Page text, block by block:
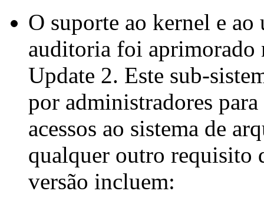
O suporte ao kernel e ao
auditoria foi
Update 2. Este sub-
por administradores
acessos ao sistema de
qualquer outro requisito
versão incluem: